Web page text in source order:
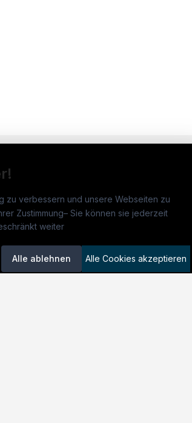
zu verbessern und unsere Webseiten zu
Zustimmung– Sie können sie jederzeit
weiter
Alle ablehnen Alle Cookies akzeptieren
Kandidaten finden